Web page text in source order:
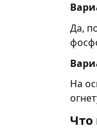
Да,
На
Что